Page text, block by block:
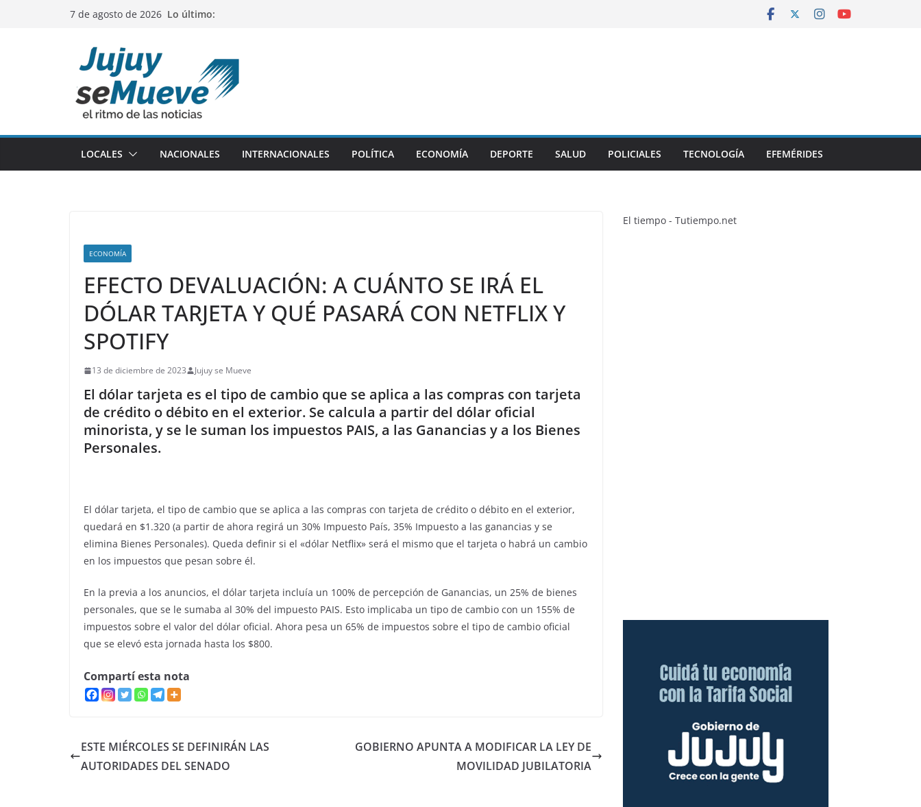
7 de agosto de 2026 Lo último:
LOCALES NACIONALES INTERNACIONALES POLÍTICA ECONOMÍA DEPORTE SALUD POLICIALES TECNOLOGÍA EFEMÉRIDES
ECONOMÍA
EFECTO DEVALUACIÓN: A CUÁNTO SE IRÁ EL
DÓLAR TARJETA Y QUÉ PASARÁ CON NETFLIX Y
SPOTIFY
13 de diciembre de 2023 Jujuy se Mueve
El dólar tarjeta es el tipo de cambio que se aplica a las compras con tarjeta
de crédito o débito en el exterior. Se calcula a partir del dólar oficial
minorista, y se le suman los impuestos PAIS, a las Ganancias y a los Bienes
Personales.
El dólar tarjeta, el tipo de cambio que se aplica a las compras con tarjeta de crédito o débito en el exterior,
quedará en $1.320 (a partir de ahora regirá un 30% Impuesto País, 35% Impuesto a las ganancias y se
elimina Bienes Personales). Queda definir si el «dólar Netflix» será el mismo que el tarjeta o habrá un cambio
en los impuestos que pesan sobre él.
En la previa a los anuncios, el dólar tarjeta incluía un 100% de percepción de Ganancias, un 25% de bienes
personales, que se le sumaba al 30% del impuesto PAIS. Esto implicaba un tipo de cambio con un 155% de
impuestos sobre el valor del dólar oficial. Ahora pesa un 65% de impuestos sobre el tipo de cambio oficial
que se elevó esta jornada hasta los $800.
Compartí esta nota
ESTE MIÉRCOLES SE DEFINIRÁN LAS
AUTORIDADES DEL SENADO
GOBIERNO APUNTA A MODIFICAR LA LEY DE
MOVILIDAD JUBILATORIA
El tiempo - Tutiempo.net